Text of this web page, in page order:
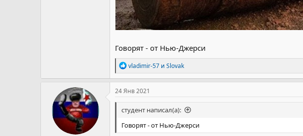
Говорят - от Нью-Джерси
Р
е
а
к
и
vladimir-57 и Slovak
24 Янв 2021
студент написал(а):
Говорят - от Нью-Джерси